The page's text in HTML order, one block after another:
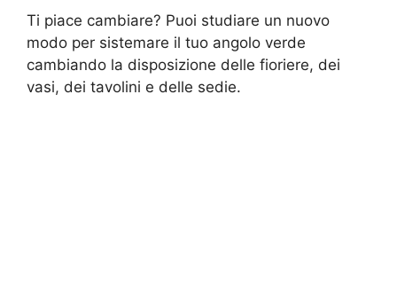
Ti piace cambiare? Puoi studiare un nuovo
modo per sistemare il tuo angolo verde
cambiando la disposizione delle fioriere, dei
vasi, dei tavolini e delle sedie.